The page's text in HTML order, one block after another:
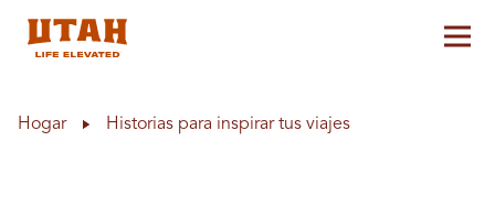
Hogar Historias para inspirar tus viajes